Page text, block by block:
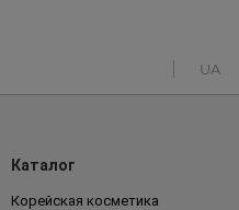
UA
Каталог
Корейская косметика